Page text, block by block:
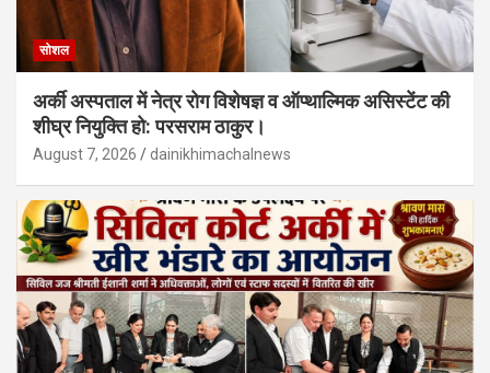
सोशल
अर्की अस्पताल में नेत्र रोग विशेषज्ञ व ऑप्थाल्मिक असिस्टेंट की
शीघ्र नियुक्ति हो: परसराम ठाकुर।
August 7, 2026 dainikhimachalnews